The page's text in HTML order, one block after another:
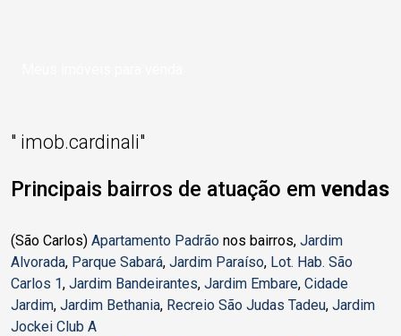
" imob.cardinali"
Principais bairros de atuação emvendas
(São Carlos) Apartamento Padrão nos bairros, Jardim
Alvorada, Parque Sabará, Jardim Paraíso, Lot. Hab. São
Carlos 1, Jardim Bandeirantes, Jardim Embare, Cidade
Jardim, Jardim Bethania, Recreio São Judas Tadeu, Jardim
Jockei Club A